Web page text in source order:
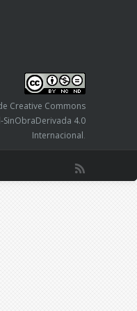
Creative Commons
4.0
Internacional